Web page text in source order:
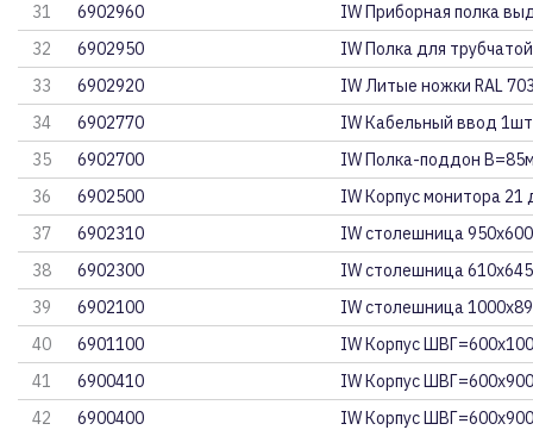
31
6902960
IW Приборная полка
32
6902950
IW Полка для
33
6902920
IW Литые ножки RAL
34
6902770
IW Кабельный ввод 1шт
35
6902700
IW Полка-поддон
36
6902500
IW Корпус монитора
37
6902310
IW столешница
38
6902300
IW столешница
39
6902100
IW столешница
40
6901100
IW Корпус
41
6900410
IW Корпус
42
6900400
IW Корпус